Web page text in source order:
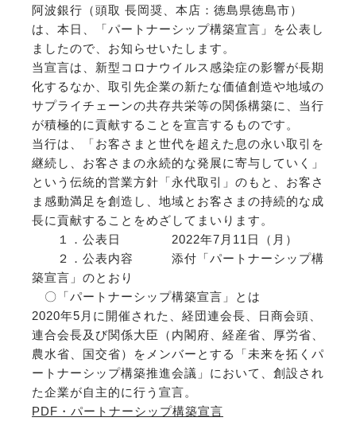
阿波銀行（頭取 長岡奨、本店：徳島県徳島市）
は、本日、「パートナーシップ構築宣言」を公表し
ましたので、お知らせいたします。
当宣言は、新型コロナウイルス感染症の影響が長期
化するなか、取引先企業の新たな価値創造や地域の
サプライチェーンの共存共栄等の関係構築に、当行
が積極的に貢献することを宣言するものです。
当行は、「お客さまと世代を超えた息の永い取引を
継続し、お客さまの永続的な発展に寄与していく」
という伝統的営業方針「永代取引」のもと、お客さ
ま感動満足を創造し、地域とお客さまの持続的な成
長に貢献することをめざしてまいります。
１．公表日 2022年7月11日（月）
２．公表内容 添付「パートナーシップ構
築宣言」のとおり
〇「パートナーシップ構築宣言」とは
2020年5月に開催された、経団連会長、日商会頭、
連合会長及び関係大臣（内閣府、経産省、厚労省、
農水省、国交省）をメンバーとする「未来を拓くパ
ートナーシップ構築推進会議」において、創設され
た企業が自主的に行う宣言。
PDF・パートナーシップ構築宣言